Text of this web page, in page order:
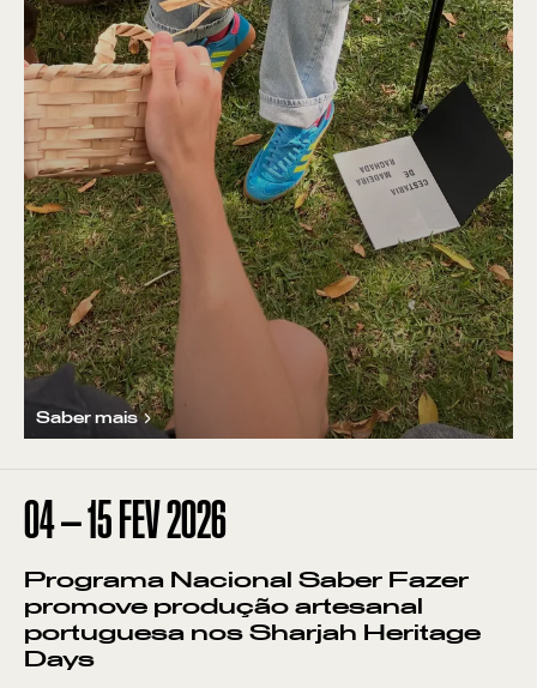
Saber mais
04—15 FEV2026
Programa Nacional Saber Fazer
promove produção artesanal
portuguesa nos Sharjah Heritage
Days